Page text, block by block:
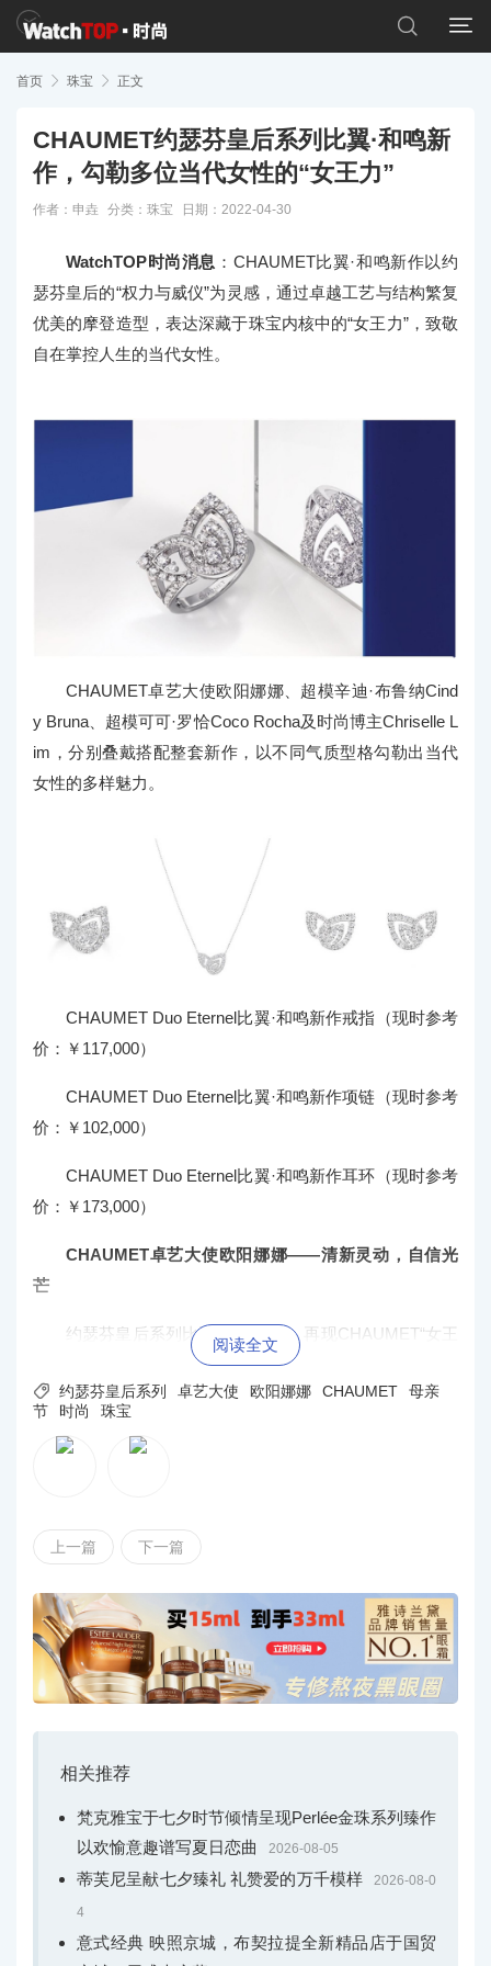


首页  珠宝  正文
CHAUMET约瑟芬皇后系列比翼·和鸣新
作，勾勒多位当代女性的“女王力”
作者：申垚 分类： 珠宝 日期：2022-04-30
WatchTOP时尚消息 ：CHAUMET比翼·和鸣新作以约
瑟芬皇后的“权力与威仪”为灵感，通过卓越工艺与结构繁复
优美的摩登造型，表达深藏于珠宝内核中的“女王力”，致敬
自在掌控人生的当代女性。
CHAUMET卓艺大使欧阳娜娜、超模辛迪·布鲁纳Cind
y Bruna、超模可可·罗恰Coco Rocha及时尚博主Chriselle L
im，分别叠戴搭配整套新作，以不同气质型格勾勒出当代
女性的多样魅力。
CHAUMET Duo Eternel比翼·和鸣新作戒指（现时参考
价：￥117,000）
CHAUMET Duo Eternel比翼·和鸣新作项链（现时参考
价：￥102,000）
CHAUMET Duo Eternel比翼·和鸣新作耳环（现时参考
价：￥173,000）
CHAUMET卓艺大使欧阳娜娜——清新灵动，自信光
芒
约瑟芬皇后系列比翼·和鸣新作，再现CHAUMET“女王
力”经典“水滴型”图腾，以摩登线条与精湛镶嵌，勾勒卓艺
大使欧阳娜娜的自信灵动。新作钻石戒指与同系列作品组
项链新作于耳畔颈间呼应，交织辉映瞩目的“女王力”。
阅读全文
 约瑟芬皇后系列 卓艺大使 欧阳娜娜 CHAUMET
母亲
节
时尚 珠宝
上一篇 下一篇
相关推荐
梵克雅宝于七夕时节倾情呈现Perlée金珠系列臻作
以欢愉意趣谱写夏日恋曲
2026-08-05
蒂芙尼呈献七夕臻礼 礼赞爱的万千模样 2026-08-0
4
意式经典 映照京城，布契拉提全新精品店于国贸